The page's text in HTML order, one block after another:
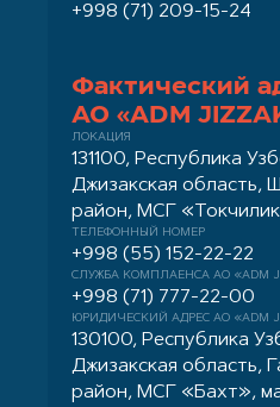
+998 (71) 209-15-24
Фактический
АО «ADM
ЛОКАЦИЯ
131100, Республика
Джизакская область,
район, МСГ
ТЕЛЕФОННЫЙ НОМЕР
+998 (55) 152-22-22
СЛУЖБА КОМПЛАЕНСА АО «ADM
+998 (71) 777-22-00
ЮРИДИЧЕСКИЙ АДРЕС АО «ADM
130100, Республика
Джизакская область,
район, МСГ «Бахт»,